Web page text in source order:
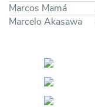
Marcos Mamá
Marcelo Akasawa